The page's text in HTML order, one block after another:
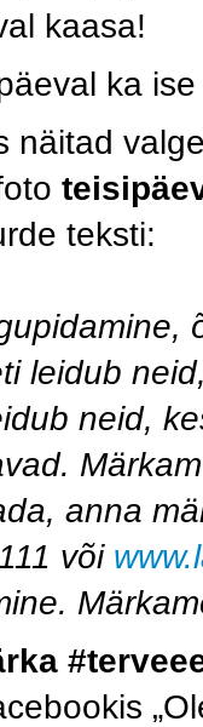
kaasa!
ka
valgel
teksti:
leidub
neid,
anna
või